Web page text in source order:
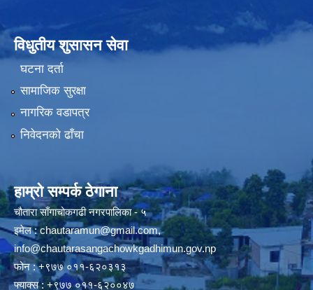
विधुतीय शुसासन सेवा
घटना दर्ता
सामाजिक सुरक्षा
नागरिक वडापत्र
निवेदनको ढाँचा
हाम्रो सम्पर्क ठेगाना
चौतारा साँगाचोकगढी नगरपालिका - ५
इमेल :chautaramun@gmail.com,
info@chautarasangachowkgadhimun.gov.np
फोन : +९७७ ०११-६२०३१३
फ्याक्स : +९७७ ०११-६२००४७